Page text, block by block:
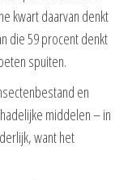
kwart daarvan denkt
die 59 procent denkt
spuiten.
en
middelen – in
want het